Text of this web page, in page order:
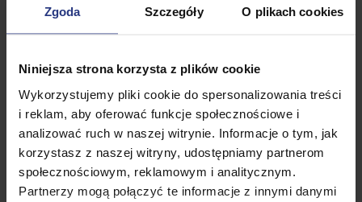
Zgoda Szczegóły O plikach cookies
Niniejsza strona korzysta z plików cookie
Wykorzystujemy pliki cookie do spersonalizowania treści
i reklam, aby oferować funkcje społecznościowe i
analizować ruch w naszej witrynie. Informacje o tym, jak
korzystasz z naszej witryny, udostępniamy partnerom
społecznościowym, reklamowym i analitycznym.
Partnerzy mogą połączyć te informacje z innymi danymi